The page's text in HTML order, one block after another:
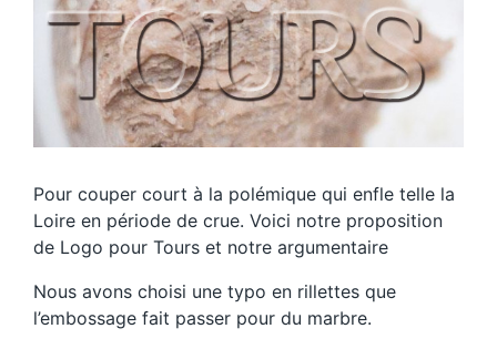
Pour couper court à la polémique qui enfle telle la
Loire en période de crue. Voici notre proposition
de Logo pour Tours et notre argumentaire
Nous avons choisi une typo en rillettes que
l’embossage fait passer pour du marbre.